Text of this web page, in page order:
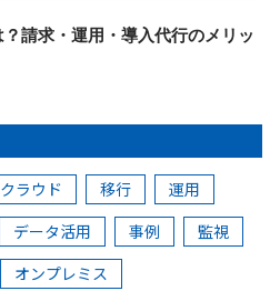
請求・運用・導入代行のメリッ
クラウド 移行
運用
データ活用 事例
監視
オンプレミス